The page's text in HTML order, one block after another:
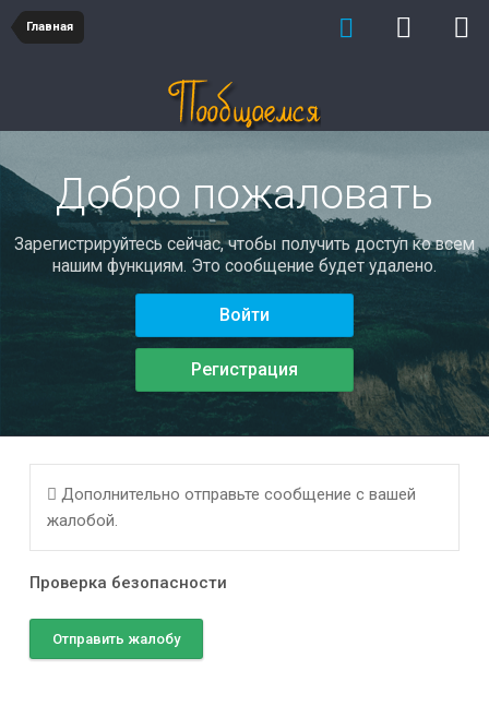
Главная
Добро пожаловать
Зарегистрируйтесь сейчас, чтобы получить доступ ко всем
нашим функциям. Это сообщение будет удалено.
Войти
Регистрация
Дополнительно отправьте сообщение с вашей
жалобой.
Проверка безопасности
Отправить жалобу